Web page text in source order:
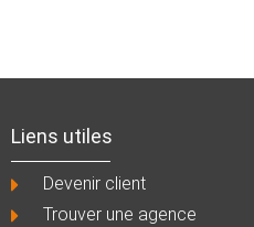
Liens utiles
Devenir client
Trouver une agence